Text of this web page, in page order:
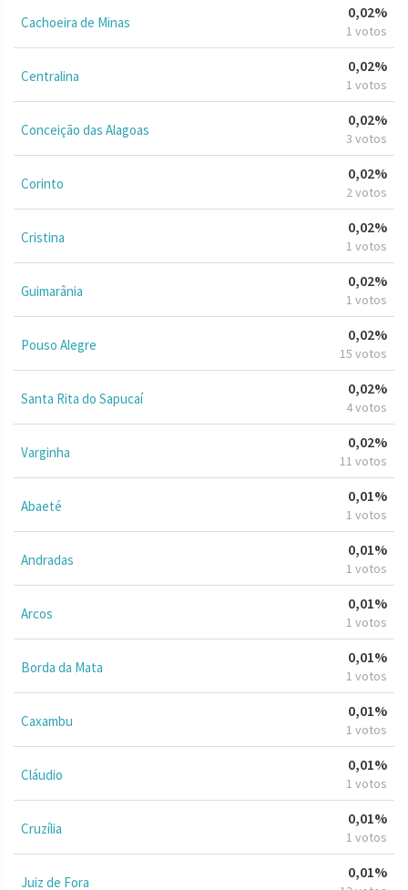
Cachoeira de Minas
0,02%
1 votos
Centralina
0,02%
1 votos
Conceição das Alagoas
0,02%
3 votos
Corinto
0,02%
2 votos
Cristina
0,02%
1 votos
Guimarânia
0,02%
1 votos
Pouso Alegre
0,02%
15 votos
Santa Rita do Sapucaí
0,02%
4 votos
Varginha
0,02%
11 votos
Abaeté
0,01%
1 votos
Andradas
0,01%
1 votos
Arcos
0,01%
1 votos
Borda da Mata
0,01%
1 votos
Caxambu
0,01%
1 votos
Cláudio
0,01%
1 votos
Cruzília
0,01%
1 votos
Juiz de Fora
0,01%